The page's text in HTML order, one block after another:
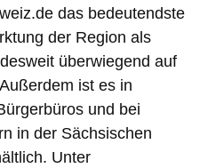
das bedeutendste
der Region als
überwiegend auf
ist es in
und bei
in der Sächsischen
Unter